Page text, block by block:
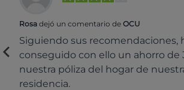
Rosa dejó un comentario de OCU
Siguiendo sus recomendaciones,
conseguido con ello un ahorro de
nuestra póliza del hogar de
residencia.